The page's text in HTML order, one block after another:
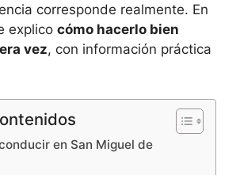
corresponde realmente. En
explico cómo hacerlo bien
vez, con información práctica
en San Miguel de